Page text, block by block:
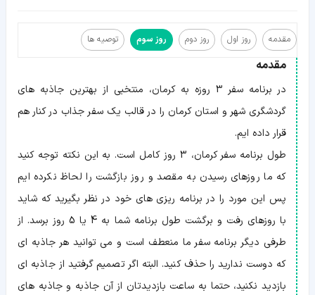
مقدمه روز اول روز دوم روز سوم
توصیه ها
مقدمه
روز
اول
روز
دوم
روز
سوم
توصیه
ها
مقدمه
در برنامه سفر 3 روزه به کرمان، منتخبی از بهترین جاذبه های
گردشگری شهر و استان کرمان را در قالب یک سفر جذاب در کنار هم
قرار داده ایم.
طول برنامه سفر کرمان، 3 روز کامل است. به این نکته توجه کنید
که ما روزهای رسیدن به مقصد و روز بازگشت را لحاظ نکرده ایم
پس این مورد را در برنامه ریزی های خود در نظر بگیرید که شاید
با روزهای رفت و برگشت طول برنامه شما به 4 یا 5 روز برسد. از
طرفی دیگر برنامه سفر ما منعطف است و می توانید هر جاذبه ای
که دوست ندارید را حذف کنید. البته اگر تصمیم گرفتید از جاذبه ای
بازدید نکنید، حتما به ساعت بازدیدتان از آن جاذبه و جاذبه های